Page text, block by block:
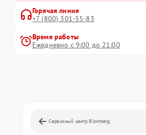
Горячая линия
+7 (800) 301-55-83
Время работы
Ежедневно с 9:00 до 21:00
Сервисный центр Blomberg